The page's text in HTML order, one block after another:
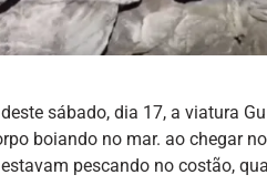
sábado, dia 17, a viatura
boiando no mar. ao chegar
pescando no costão,